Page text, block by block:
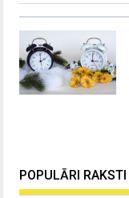
POPULĀRI RAKSTI